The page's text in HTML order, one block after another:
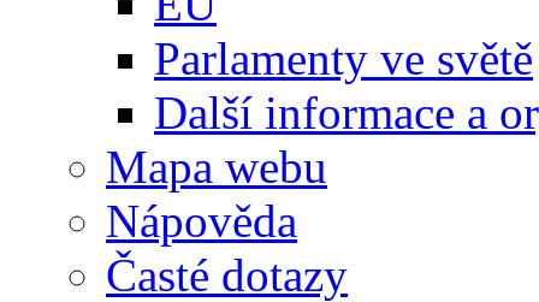
Parlamenty ve světě
Další informace a
Mapa webu
Nápověda
Časté dotazy